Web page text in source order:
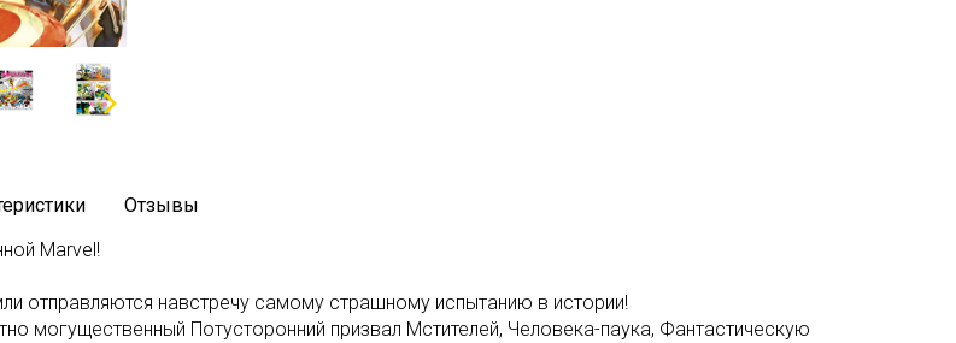
Marvel!
отправляются навстречу самому страшному испытанию в истории!
могущественный Потусторонний призвал Мстителей, Человека-паука, Фантастическую
Отзывы